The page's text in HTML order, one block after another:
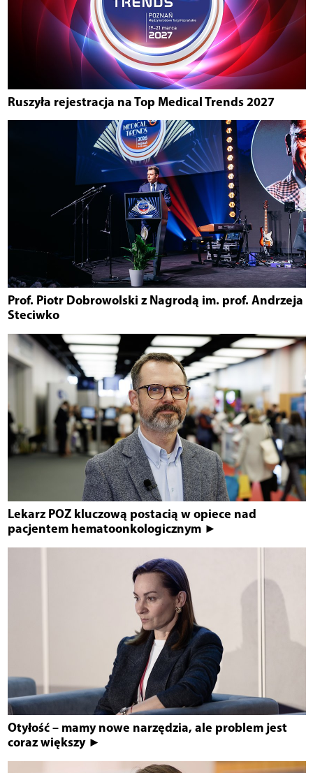
Ruszyła rejestracja na Top Medical Trends 2027
Prof. Piotr Dobrowolski z Nagrodą im. prof. Andrzeja
Steciwko
Lekarz POZ kluczową postacią w opiece nad
pacjentem hematoonkologicznym ►
Otyłość – mamy nowe narzędzia, ale problem jest
coraz większy ►